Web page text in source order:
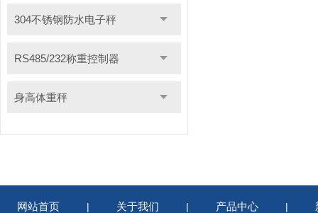
304不锈钢防水电子秤
RS485/232称重控制器
身高体重秤
网站首页 | 关于我们 | 产品中心 |